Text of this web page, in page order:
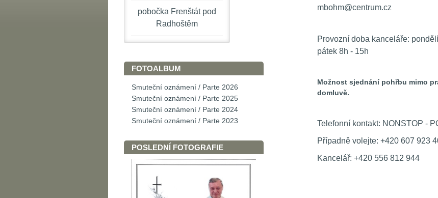
mbohm@centrum.cz
Provozní doba kanceláře:
pátek 8h - 15h
Možnost sjednání pohřbu mimo
domluvě.
Telefonní kontakt: NONSTOP -
Případně volejte: +420 607 923
Kancelář: +420 556 812 944
pobočka Frenštát pod
Radhoštěm
FOTOALBUM
Smuteční oznámení / Parte 2026
Smuteční oznámení / Parte 2025
Smuteční oznámení / Parte 2024
Smuteční oznámení / Parte 2023
POSLEDNÍ FOTOGRAFIE